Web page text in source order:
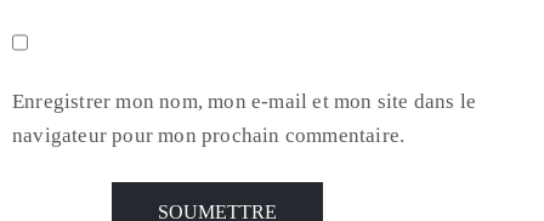
Enregistrer mon nom, mon e-mail et mon site dans le
navigateur pour mon prochain commentaire.